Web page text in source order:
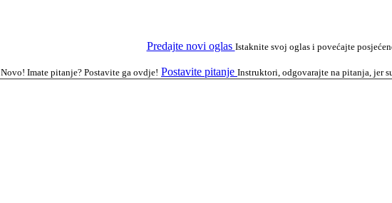
Predajte novi oglas Istaknite svoj oglas i povećajte
Novo! Imate pitanje? Postavite ga ovdje! Postavite pitanje Instruktori, odgovarajte na pitanja, jer